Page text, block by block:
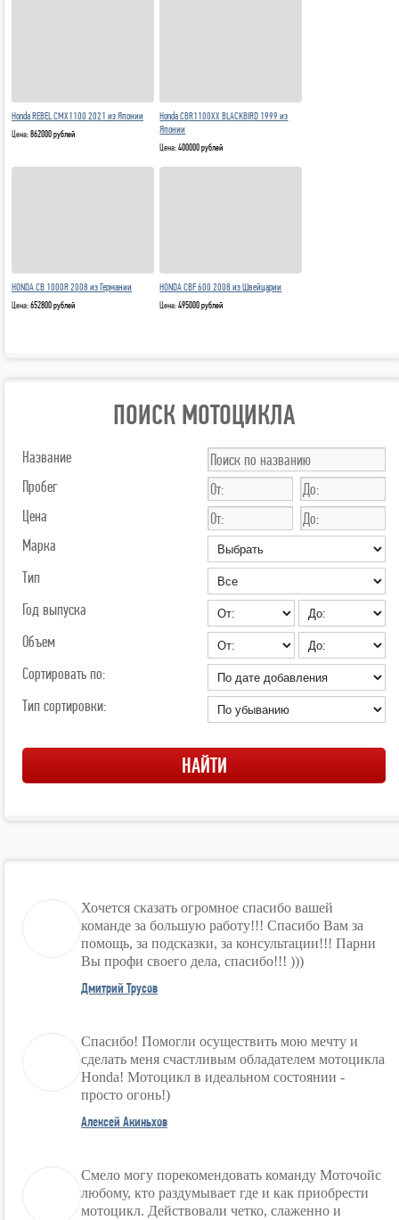
Honda REBEL CMX1100 2021 из Японии
Цена:862000 рублей
Honda CBR1100XX BLACKBIRD 1999 из
Японии
Цена:400000 рублей
HONDA CB 1000R 2008 из Германии
Цена:652800 рублей
HONDA CBF 600 2008 из Швейцарии
Цена:495000 рублей
ПОИСК МОТОЦИКЛА
Название
Пробег
Цена
Марка
Тип
Год выпуска
Объем
Сортировать по:
Тип сортировки:
Хочется сказать огромное спасибо вашей
команде за большую работу!!! Спасибо Вам за
помощь, за подсказки, за консультации!!! Парни
Вы профи своего дела, спасибо!!! )))
Дмитрий Трусов
Спасибо! Помогли осуществить мою мечту и
сделать меня счастливым обладателем мотоцикла
Honda! Мотоцикл в идеальном состоянии -
просто огонь!)
Алексей Акиньхов
Смело могу порекомендовать команду Моточойс
любому, кто раздумывает где и как приобрести
мотоцикл. Действовали четко, слаженно и